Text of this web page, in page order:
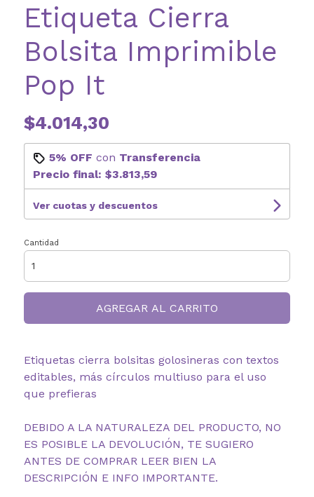
Etiqueta Cierra
Bolsita Imprimible
Pop It
$4.014,30
5% OFF con Transferencia
Precio final: $3.813,59
Ver cuotas y descuentos
Cantidad
AGREGAR AL CARRITO
Etiquetas cierra bolsitas golosineras con textos
editables, más círculos multiuso para el uso
que prefieras
DEBIDO A LA NATURALEZA DEL PRODUCTO, NO
ES POSIBLE LA DEVOLUCIÓN, TE SUGIERO
ANTES DE COMPRAR LEER BIEN LA
DESCRIPCIÓN E INFO IMPORTANTE.